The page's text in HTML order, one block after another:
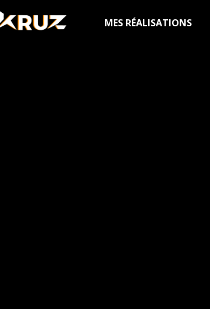
MES RÉALISATIONS